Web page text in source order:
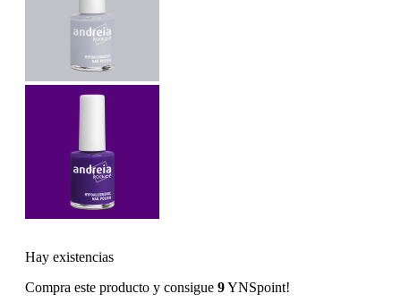
Hay existencias
Compra este producto y consigue 9YNSpoint!